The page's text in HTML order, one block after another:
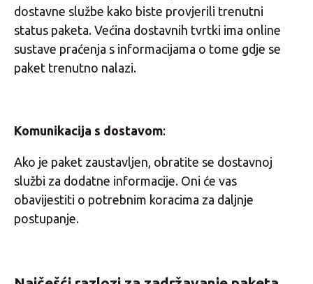
dostavne službe kako biste provjerili trenutni
status paketa. Većina dostavnih tvrtki ima online
sustave praćenja s informacijama o tome gdje se
paket trenutno nalazi.
Komunikacija s dostavom:
Ako je paket zaustavljen, obratite se dostavnoj
službi za dodatne informacije. Oni će vas
obavijestiti o potrebnim koracima za daljnje
postupanje.